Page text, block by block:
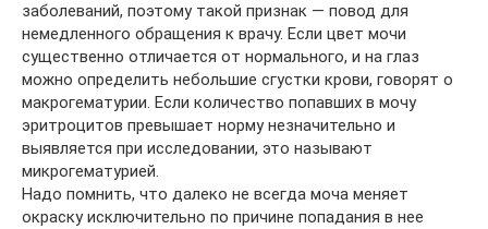
заболеваний, поэтому такой признак — повод для
немедленного обращения к врачу. Если цвет мочи
существенно отличается от нормального, и на глаз
можно определить небольшие сгустки крови, говорят о
макрогематурии. Если количество попавших в мочу
эритроцитов превышает норму незначительно и
выявляется при исследовании, это называют
микрогематурией.
Надо помнить, что далеко не всегда моча меняет
окраску исключительно по причине попадания в нее